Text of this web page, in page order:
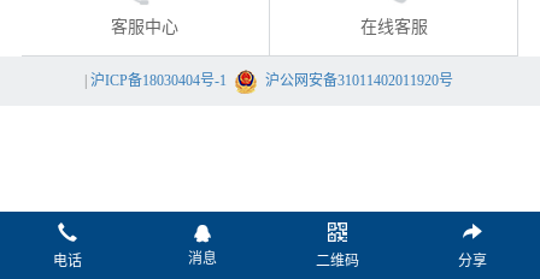
客服中心 在线客服
沪ICP备18030404号-1 沪公网安备31011402011920号
电话 消息 二维码 分享